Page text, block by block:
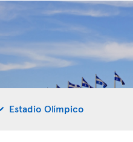
Estadio Olímpico